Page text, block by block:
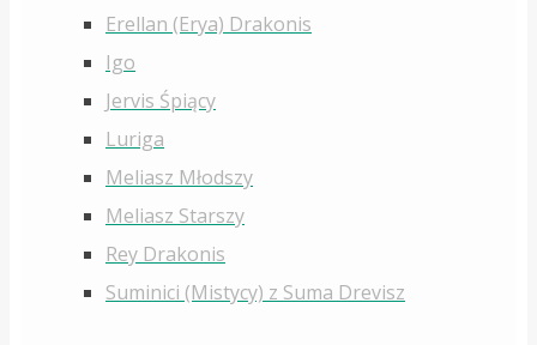
Erellan (Erya) Drakonis
Igo
Jervis Śpiący
Luriga
Meliasz Młodszy
Meliasz Starszy
Rey Drakonis
Suminici (Mistycy) z Suma Drevisz